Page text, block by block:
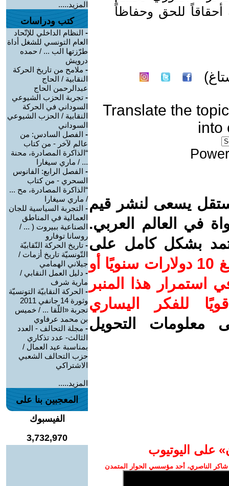
للحق وحفاظاً
Translate the topic
into
يسعى لنشر قيم
في العالم العربي.
بشكل كامل على
ساهم/ي معنا! بدعمكم بمبلغ 10 دولارات سنويًا أو
استمرار هذا المنبر
للفكر اليساري
معلومات التحويل
على اليوتيوب
الناصري، أحد مؤسسي الحوار المتمدن
المزيد.....
كتب ودراسات
- النظام الداخلي للإتّحاد
العام التونسي للشغل أداة
طرّزتها الب ... / حمده
درويش
- ملامح من تاريخ الحركة
النقابية / الحاج
عبدالرحمن الحاج
- تجربة الحزب الشيوعي
السوداني في الحركة
النقابية / الحزب الشيوعي
السوداني
- الفصل السادس: من
عالم لآخر - من كتاب
“الذاكرة المصادرة، محنة
... / ماري سيغارا
- الفصل الرابع: الفانوس
السحري - من كتاب
“الذاكرة المصادرة، مح ...
/ ماري سيغارا
- التجربة السياسية للجان
العمالية في المناطق
الصناعية ببيروت ( ... /
روسانا توفارو
- تاريخ الحركة النّقابيّة
التّونسيّة تاريخ أزمات /
جيلاني الهمامي
- دليل العمل النقابي /
مارية شرف
- الحركة النقابيّة التونسيّة
وثورة 14 جانفي 2011
تجربة «اللّقا ... / خميس
بن محمد عرفاوي
- مجلة التحالف - العدد
الثالث- عدد تذكاري
بمناسبة عيد العمال /
حزب التحالف الشعبي
الاشتراكي
المزيد.....
المعجبين بنا على
الفيسبوك
3,732,970